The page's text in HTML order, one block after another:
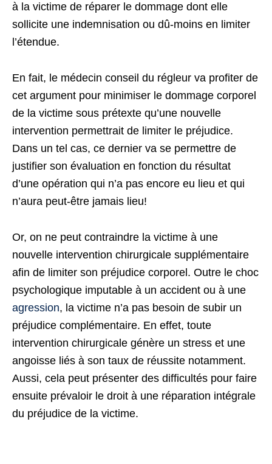
à la victime de réparer le dommage dont elle
sollicite une indemnisation ou dû-moins en limiter
l’étendue.
En fait, le médecin conseil du régleur va profiter de
cet argument pour minimiser le dommage corporel
de la victime sous prétexte qu’une nouvelle
intervention permettrait de limiter le préjudice.
Dans un tel cas, ce dernier va se permettre de
justifier son évaluation en fonction du résultat
d’une opération qui n’a pas encore eu lieu et qui
n’aura peut-être jamais lieu!
Or, on ne peut contraindre la victime à une
nouvelle intervention chirurgicale supplémentaire
afin de limiter son préjudice corporel. Outre le choc
psychologique imputable à un accident ou à une
agression, la victime n’a pas besoin de subir un
préjudice complémentaire. En effet, toute
intervention chirurgicale génère un stress et une
angoisse liés à son taux de réussite notamment.
Aussi, cela peut présenter des difficultés pour faire
ensuite prévaloir le droit à une réparation intégrale
du préjudice de la victime.